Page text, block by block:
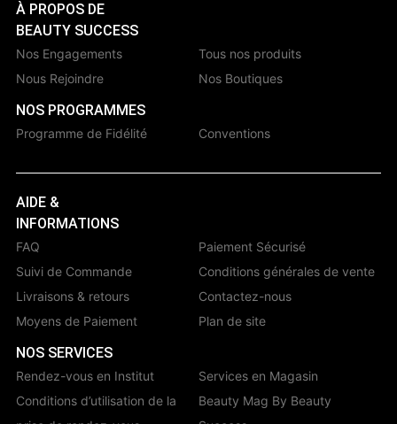
À PROPOS DE
BEAUTY SUCCESS
Nos Engagements
Nous Rejoindre
Tous nos produits
Nos Boutiques
NOS PROGRAMMES
Programme de Fidélité Conventions
AIDE &
INFORMATIONS
FAQ
Suivi de Commande
Livraisons & retours
Moyens de Paiement
Paiement Sécurisé
Conditions générales de vente
Contactez-nous
Plan de site
NOS SERVICES
Rendez-vous en Institut
Conditions d’utilisation de la
Services en Magasin
Beauty Mag By Beauty